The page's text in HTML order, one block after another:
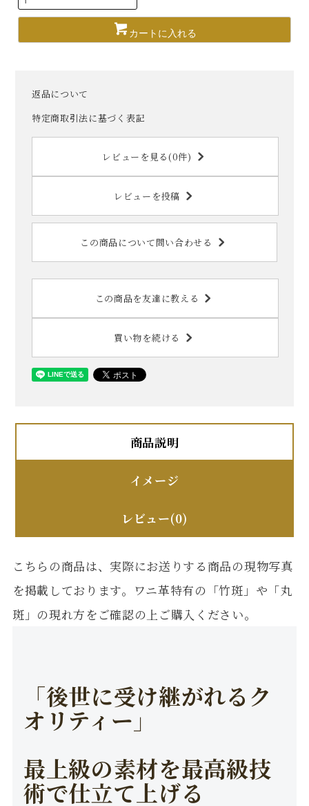
カートに入れる
返品について
特定商取引法に基づく表記
レビューを見る(0件)
レビューを投稿
この商品について問い合わせる
この商品を友達に教える
買い物を続ける
商品説明
イメージ
レビュー(0)
こちらの商品は、実際にお送りする商品の現物写真
を掲載しております。ワニ革特有の「竹斑」や「丸
斑」の現れ方をご確認の上ご購入ください。
「後世に受け継がれるク
オリティー」
最上級の素材を最高級技
術で仕立て上げる